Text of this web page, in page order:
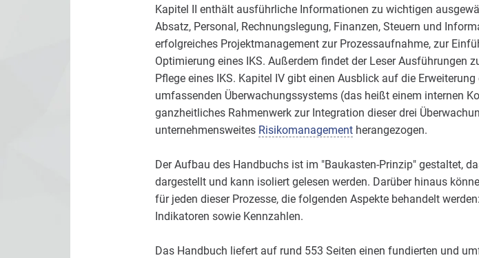
Kapitel II enthält ausführliche Informationen zu wichtigen
Absatz, Personal, Rechnungslegung, Finanzen, Steuern und
erfolgreiches Projektmanagement zur Prozessaufnahme, zur
Optimierung eines IKS. Außerdem findet der Leser Ausführungen
Pflege eines IKS. Kapitel IV gibt einen Ausblick auf die
umfassenden Überwachungssystems (das heißt einem internen
ganzheitliches Rahmenwerk zur Integration dieser drei
unternehmensweites Risikomanagementherangezogen.
Der Aufbau des Handbuchs ist im "Baukasten-Prinzip" gestaltet,
dargestellt und kann isoliert gelesen werden. Darüber hinaus
für jeden dieser Prozesse, die folgenden Aspekte behandelt
Indikatoren sowie Kennzahlen.
Das Handbuch liefert auf rund 553 Seiten einen fundierten und